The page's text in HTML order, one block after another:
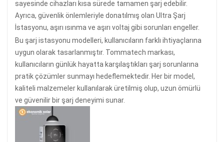
sayesinde cihazları kısa sürede tamamen şarj edebilir.
Ayrıca, güvenlik önlemleriyle donatılmış olan Ultra Şarj
İstasyonu, aşırı ısınma ve aşırı voltaj gibi sorunları engeller.
Bu şarj istasyonu modelleri, kullanıcıların farklı ihtiyaçlarına
uygun olarak tasarlanmıştır. Tommatech markası,
kullanıcıların günlük hayatta karşılaştıkları şarj sorunlarına
pratik çözümler sunmayı hedeflemektedir. Her bir model,
kaliteli malzemeler kullanılarak üretilmiş olup, uzun ömürlü
ve güvenilir bir şarj deneyimi sunar.